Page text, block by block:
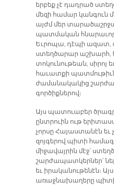
երբեք չէ դադրած
մեզի համար կանգուն
այժմ մեր
պատմական
Եւրոպա, դէպի ազատ,
ստեղծարար աշխարհ,
տոկունութեան,
հաւատքի
ժամանակակից
գործիքներով։
Այս պատուաբեր
ընտրուին ութ
չորսը Հայաստանէն
զոյգերով պիտի
միջավայրին մէջ՝
շարժապատկերներ՝
եւ իրականութենէն։
առաջնախաղերը